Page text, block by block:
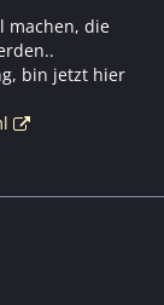
machen, die
bin jetzt hier